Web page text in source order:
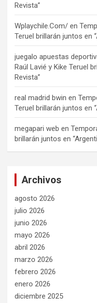
Revista”
Wplaychile.Com/ en
Teruel brillarán juntos en
juegalo apuestas
Raúl Lavié y Kike Teruel
Revista”
real madrid bwin en
Teruel brillarán juntos en
megapari web en
brillarán juntos en
Archivos
agosto 2026
julio 2026
junio 2026
mayo 2026
abril 2026
marzo 2026
febrero 2026
enero 2026
diciembre 2025